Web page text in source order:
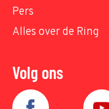
Pers
Alles over de Ring
Volg ons